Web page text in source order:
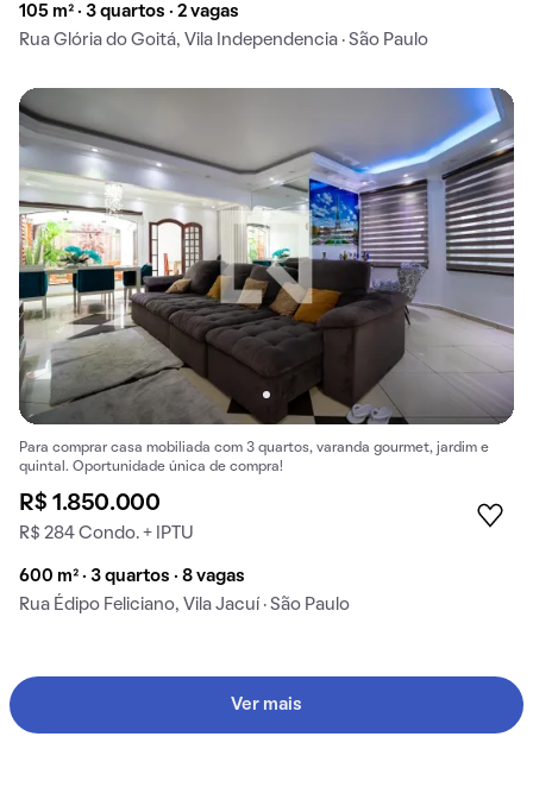
105 m² · 3 quartos · 2 vagas
Rua Glória do Goitá, Vila Independencia · São Paulo
Para comprar casa mobiliada com 3 quartos, varanda gourmet, jardim e
quintal. Oportunidade única de compra!
R$ 1.850.000
R$ 284 Condo. + IPTU
600 m² · 3 quartos · 8 vagas
Rua Édipo Feliciano, Vila Jacuí · São Paulo
Ver mais